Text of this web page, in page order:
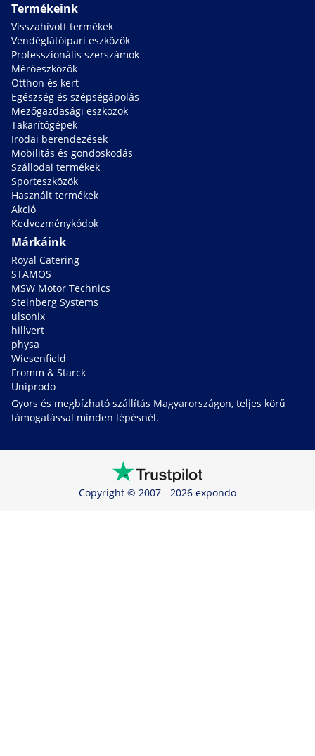
Termékeink
Visszahívott termékek
Vendéglátóipari eszközök
Professzionális szerszámok
Mérőeszközök
Otthon és kert
Egészség és szépségápolás
Mezőgazdasági eszközök
Takarítógépek
Irodai berendezések
Mobilitás és gondoskodás
Szállodai termékek
Sporteszközök
Használt termékek
Akció
Kedvezménykódok
Márkáink
Royal Catering
STAMOS
MSW Motor Technics
Steinberg Systems
ulsonix
hillvert
physa
Wiesenfield
Fromm & Starck
Uniprodo
Gyors és megbízható szállítás Magyarországon, teljes körű
támogatással minden lépésnél.
Copyright © 2007 - 2026 expondo